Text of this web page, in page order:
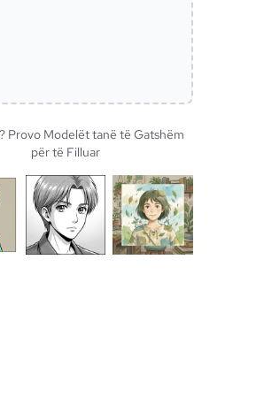
Provo Modelët tanë të Gatshëm
për të Filluar